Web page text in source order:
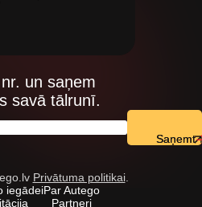
un saņem
savā tālrunī.
Privātuma politikai.
iegādeiPar Autego
Partneri